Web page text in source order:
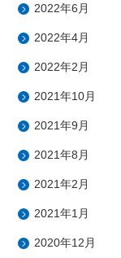
2022年6月
2022年4月
2022年2月
2021年10月
2021年9月
2021年8月
2021年2月
2021年1月
2020年12月